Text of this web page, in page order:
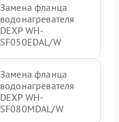
Замена фланца
водонагревателя
DEXP WH-
SF050EDAL/W
Замена фланца
водонагревателя
DEXP WH-
SF080MDAL/W